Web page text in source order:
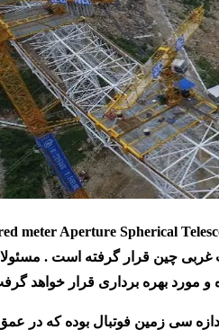
meter Aperture Spherical
چین قرار گرفته است .
سی زمین فوتبال بوده که در